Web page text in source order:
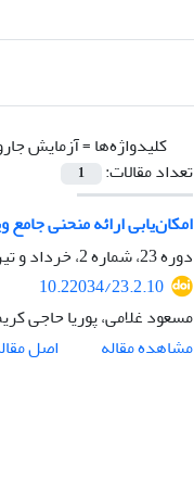
کلیدواژه‌ها =آزمایش
تعداد مقالات:
1
امکان‌یابی ارائه منحنی
دوره 23، شماره 2، خرداد و تیر 1402، صفحه
10.22034/23.2.10
مسعود غلامی، پوریا حاجی
مشاهده مقاله
اصل